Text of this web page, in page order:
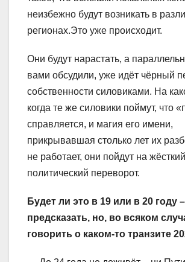
неизбежно будут возникать в
регионах.Это уже происходит.
Они будут нарастать, а
вами обсудили, уже идёт чёрный
собственности силовиками. На
когда те же силовики поймут, что
справляется, и магия его имени,
прикрывавшая столько лет их
не работает, они пойдут на жёсткий
политический переворот.
Будет ли это в 19 или в 20 году
предсказать, но, во всяком
говорить о каком-то транзите